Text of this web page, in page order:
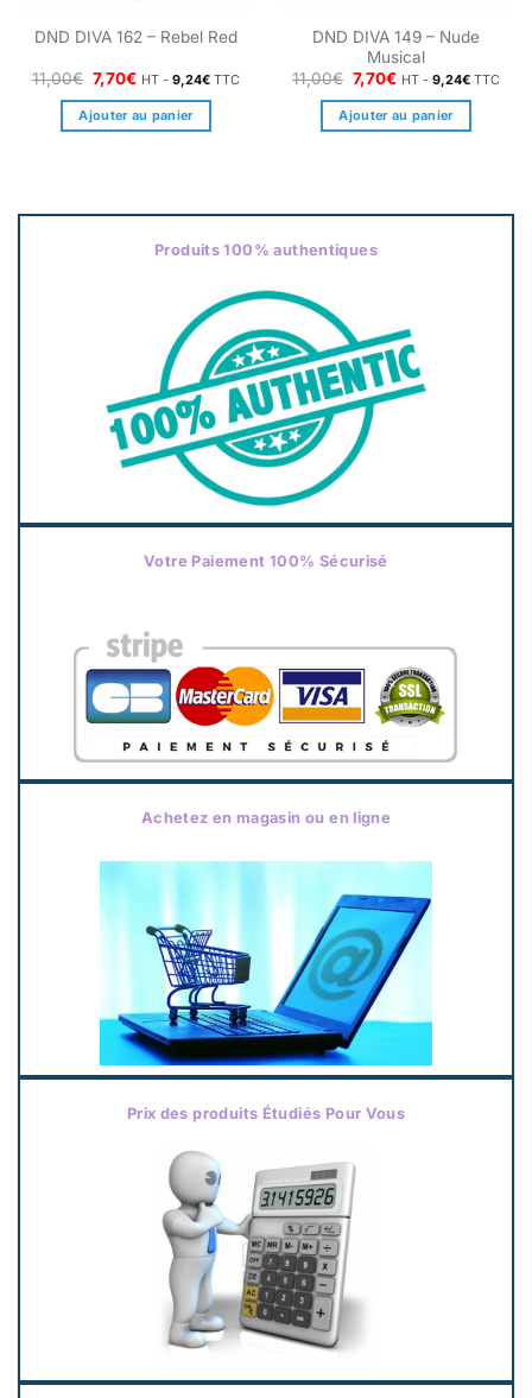
DND DIVA 162 – Rebel Red
11,00€ Le
prix
initial
était :
7,70€Le
actuel
est :
HT -9,24€ TTC
Ajouter au panier
DND DIVA 149 – Nude
Musical
11,00€ Le
prix
initial
était :
7,70€Le
actuel
est :
HT -9,24€ TTC
Ajouter au panier
Produits 100% authentiques
Votre Paiement 100% Sécurisé
Achetez en magasin ou en ligne
Prix des produits Étudiés Pour Vous